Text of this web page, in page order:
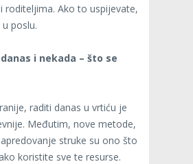
roditeljima. Ako to uspijevate,
poslu.
i nekada – što se
raditi danas u vrtiću je
Međutim, nove metode,
struke su ono što
koristite sve te resurse.